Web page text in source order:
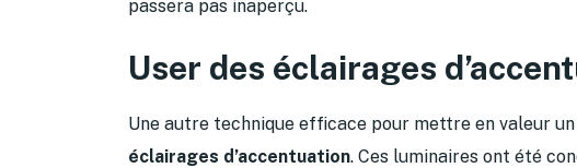
passera pas inaperçu.
User des éclairages
Une autre technique efficace pour mettre en valeur
éclairages d’accentuation. Ces luminaires ont été